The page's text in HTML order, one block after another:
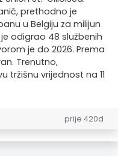
prethodno je
u Belgiju za milijun
odigrao 48 službenih
je do 2026. Prema
Trenutno,
tržišnu vrijednost na 11
prije 420d